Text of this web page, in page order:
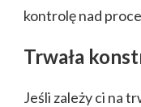
kontrolę nad
Trwała
Jeśli zależy ci na